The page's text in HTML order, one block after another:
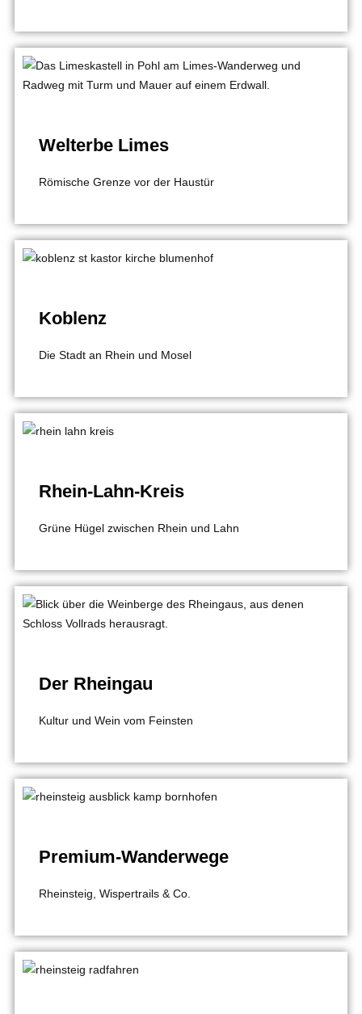
Welterbe Limes
Römische Grenze vor der Haustür
Koblenz
Die Stadt an Rhein und Mosel
Rhein-Lahn-Kreis
Grüne Hügel zwischen Rhein und Lahn
Der Rheingau
Kultur und Wein vom Feinsten
Premium-Wanderwege
Rheinsteig, Wispertrails & Co.